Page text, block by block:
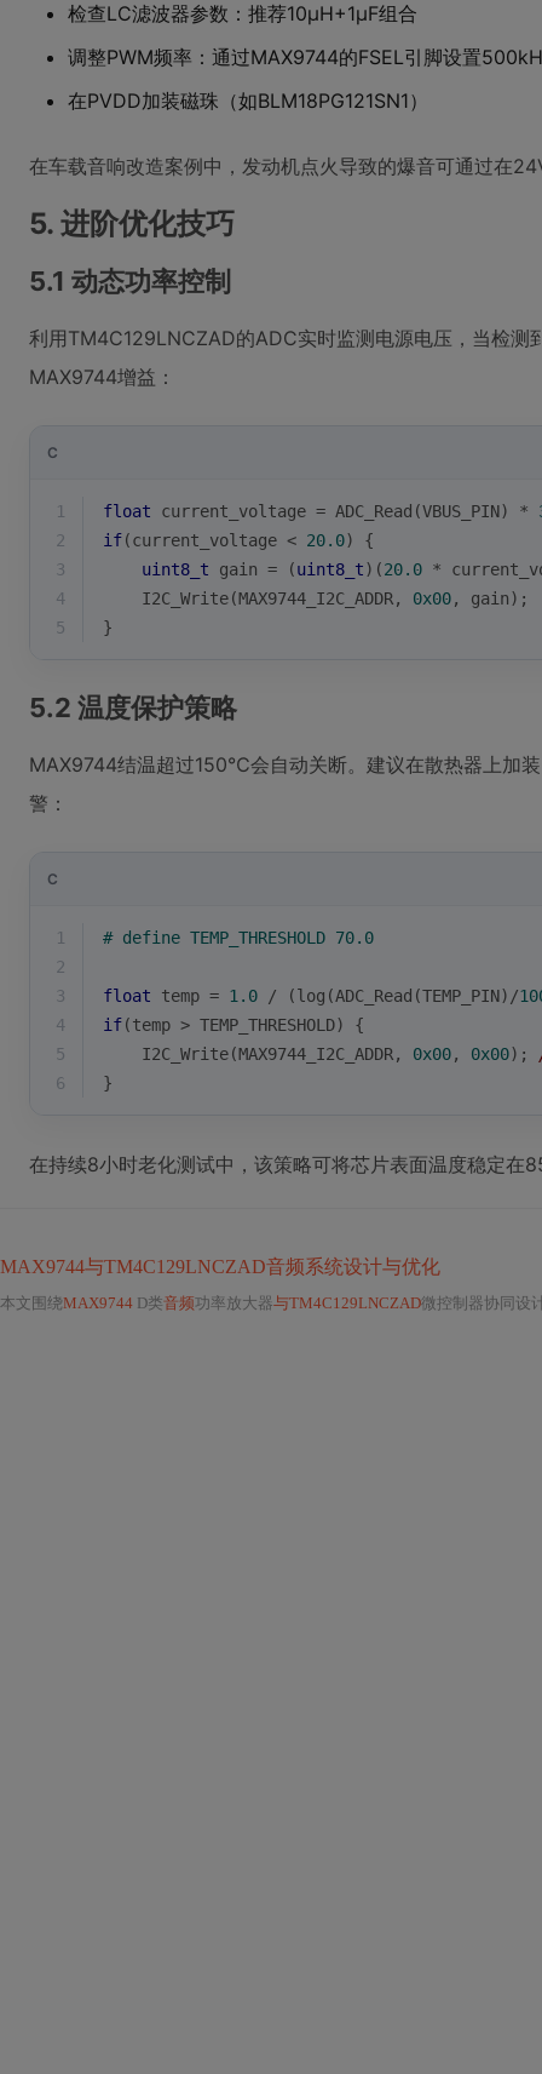
检查LC滤波器参数：推荐10μH+1μF组合
调整PWM频率：通过MAX9744的FSEL引脚设置
在PVDD加装磁珠（如BLM18PG121SN1）
在车载音响改造案例中，发动机点火导致的爆音可通过在
5. 进阶优化技巧
5.1 动态功率控制
利用TM4C129LNCZAD的ADC实时监测电源电压，当检测
MAX9744增益：
C
1 float current_voltage = ADC_Read(VBUS_PIN) *
2
if(current_voltage < 20.0) {
3
uint8_t gain = (uint8_t)(20.0 *
4
    I2C_Write(MAX9744_I2C_ADDR,
0x00, gain);
5
}
5.2 温度保护策略
MAX9744结温超过150℃会自动关断。建议在散热器上加
警：
C
1 # define TEMP_THRESHOLD 70.0
2
3
float temp = 1.0 / (log (ADC_Read(TEMP_PIN)/
4
if(temp > TEMP_THRESHOLD) {
5
    I2C_Write(MAX9744_I2C_ADDR,
0x00, 0x00);
6
}
在持续8小时老化测试中，该策略可将芯片表面温度稳定
MAX9744与TM4C129LNCZAD音频系统设计与优化
本文围绕MAX9744 D类音频功率放大器与TM4C129LNCZAD微控制器协同设计展